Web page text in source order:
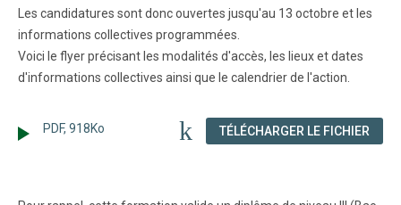
Les candidatures sont donc ouvertes jusqu'au 13 octobre et les
informations collectives programmées.
Voici le flyer précisant les modalités d'accès, les lieux et dates
d'informations collectives ainsi que le calendrier de l'action.
PDF, 918Ko TÉLÉCHARGER LE FICHIER